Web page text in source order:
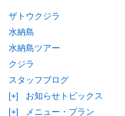
ザトウクジラ
水納島
水納島ツアー
クジラ
スタッフブログ
[+]
お知らせトピックス
[+]
メニュー・プラン